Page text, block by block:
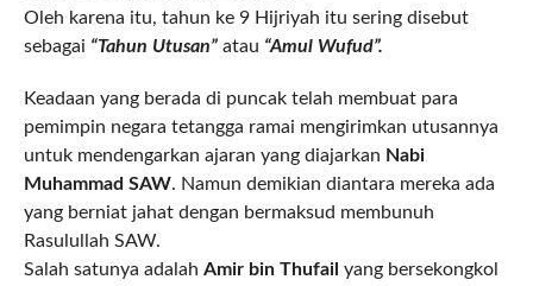
Oleh karena itu, tahun ke 9 Hijriyah itu sering disebut
sebagai “Tahun Utusan” atau “Amul Wufud”.
Keadaan yang berada di puncak telah membuat para
pemimpin negara tetangga ramai mengirimkan utusannya
untuk mendengarkan ajaran yang diajarkan Nabi
Muhammad SAW. Namun demikian diantara mereka ada
yang berniat jahat dengan bermaksud membunuh
Rasulullah SAW.
Salah satunya adalah Amir bin Thufail yang bersekongkol